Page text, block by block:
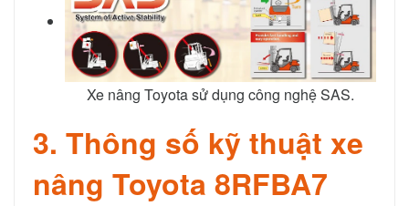
Xe nâng Toyota sử dụng công nghệ SAS.
3. Thông số kỹ thuật xe
nâng Toyota 8RFBA7